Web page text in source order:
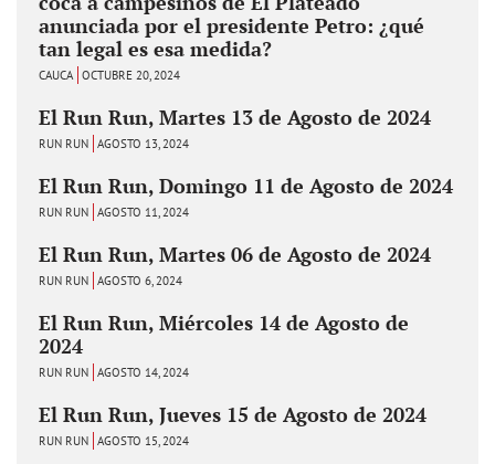
anunciada por el presidente Petro: ¿qué
tan legal es esa medida?
CAUCA OCTUBRE 20, 2024
El Run Run, Martes 13 de Agosto de 2024
RUN RUN AGOSTO 13, 2024
El Run Run, Domingo 11 de Agosto de 2024
RUN RUN AGOSTO 11, 2024
El Run Run, Martes 06 de Agosto de 2024
RUN RUN AGOSTO 6, 2024
El Run Run, Miércoles 14 de Agosto de
2024
RUN RUN AGOSTO 14, 2024
El Run Run, Jueves 15 de Agosto de 2024
RUN RUN AGOSTO 15, 2024